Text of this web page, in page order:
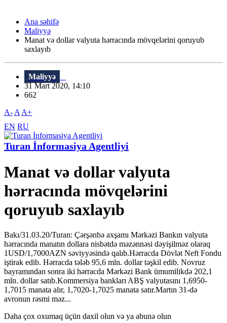
Ana səhifə
Maliyyə
Manat və dollar valyuta hərracında mövqelərini qoruyub
saxlayıb
Maliyyə
31 Mart 2020, 14:10
662
A- A A+
EN RU
Turan İnformasiya Agentliyi
Manat və dollar valyuta
hərracında mövqelərini
qoruyub saxlayıb
Bakı/31.03.20/Turan: Çərşənbə axşamı Mərkəzi Bankın valyuta
hərracında manatın dollara nisbətdə məzənnəsi dəyişilməz olaraq
1USD/1,7000AZN səviyyəsində qalıb.Hərracda Dövlət Neft Fondu
iştirak edib. Hərracda tələb 95,6 mln. dollar təşkil edib. Novruz
bayramından sonra iki hərracda Mərkəzi Bank ümumilikdə 202,1
mln. dollar satıb.Kommersiya bankları ABŞ valyutasını 1,6950-
1,7015 manata alır, 1,7020-1,7025 manata satır.Martın 31-də
avronun rəsmi məz...
Daha çox oxumaq üçün daxil olun və ya abunə olun